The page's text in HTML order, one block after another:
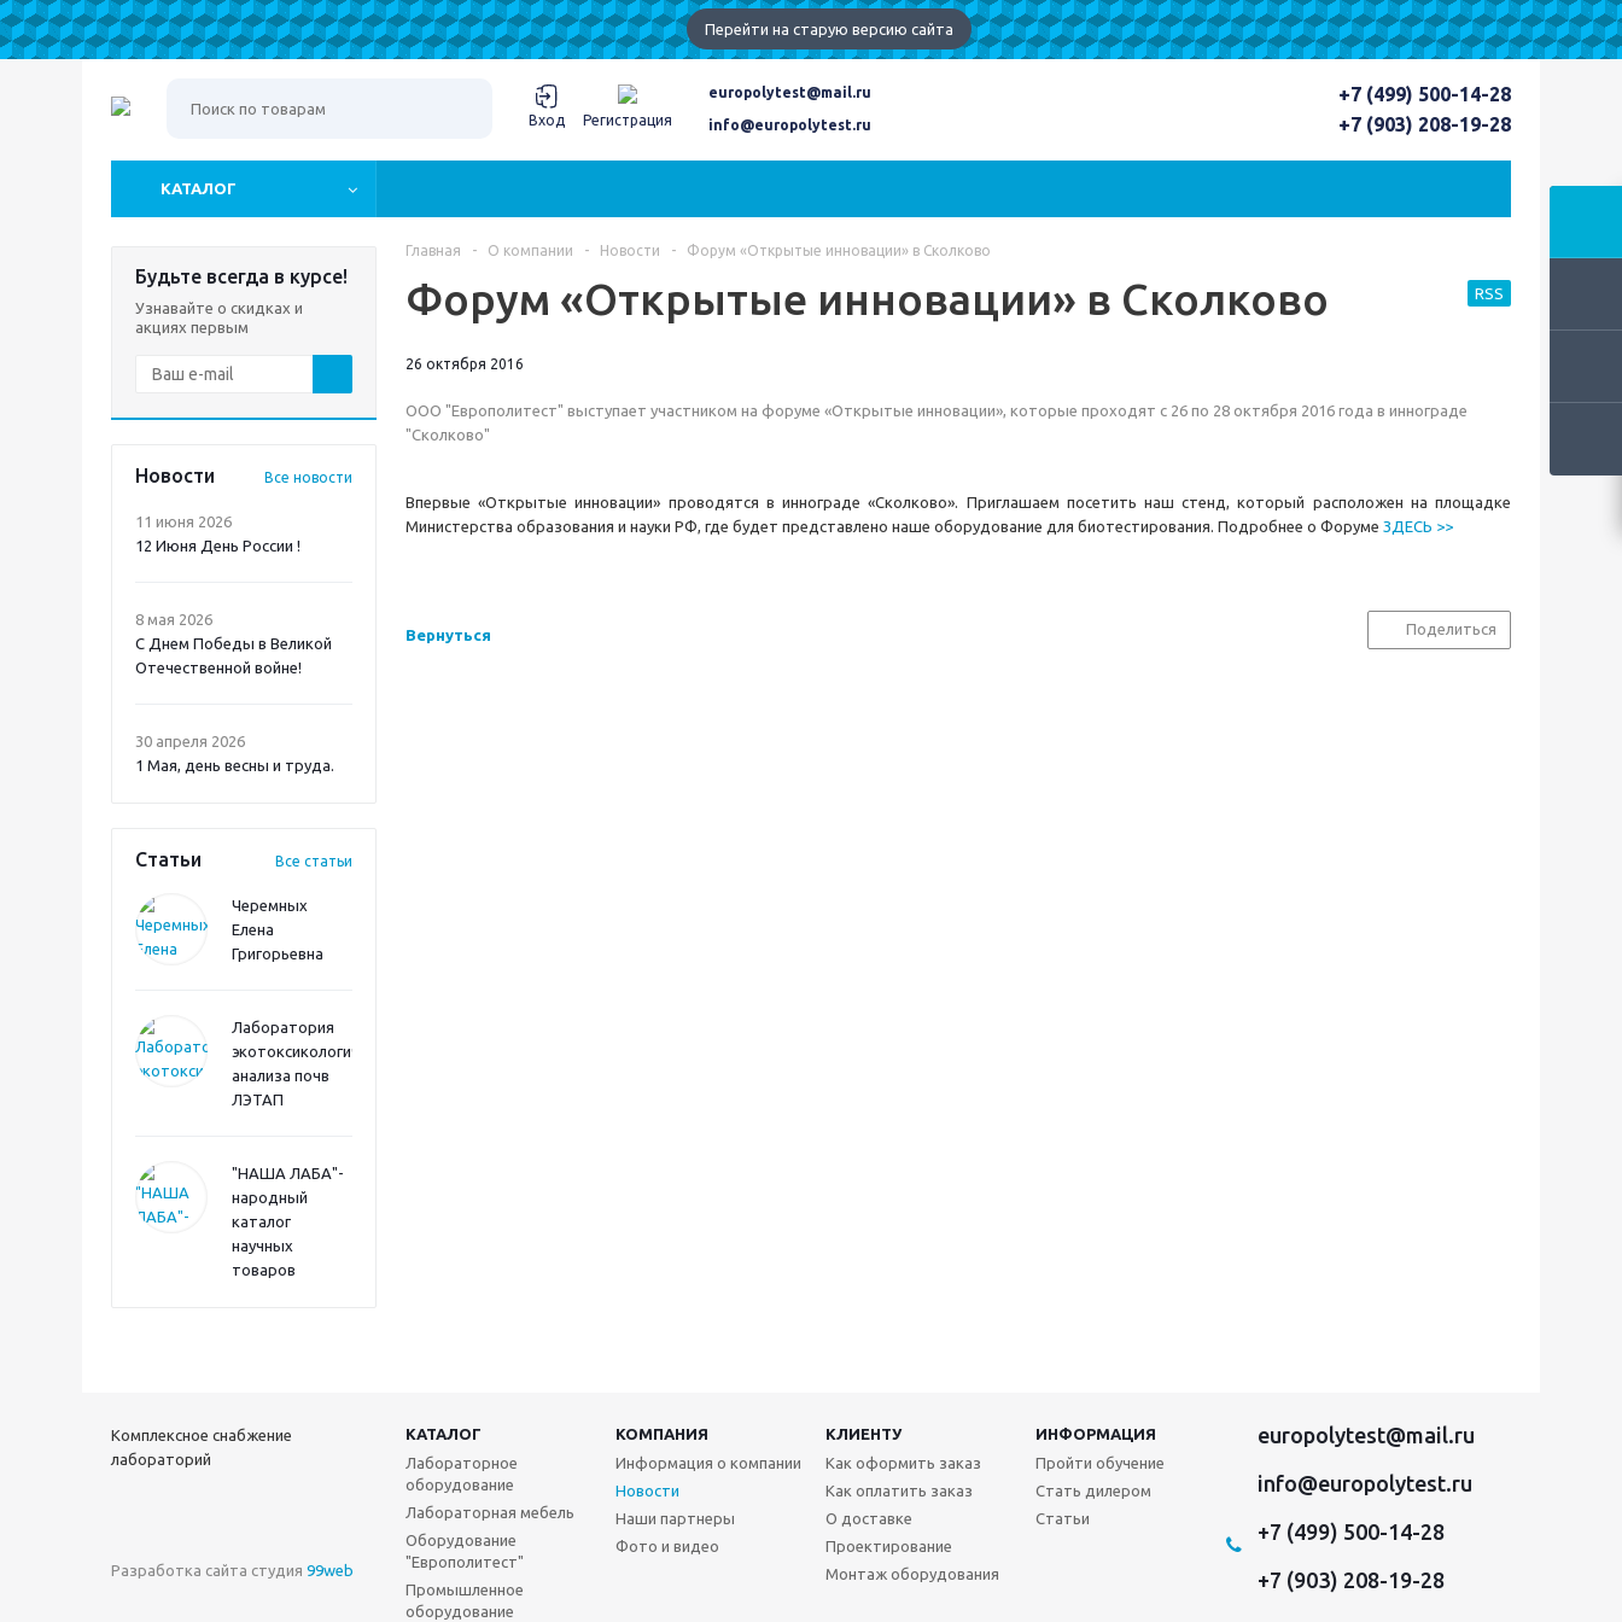
Перейти на старую версию сайта
Вход Регистрация
europolytest@mail.ru
info@europolytest.ru
+7 (499) 500-14-28
+7 (903) 208-19-28
КАТАЛОГ
Будьте всегда в курсе!
Узнавайте о скидках и
акциях первым
Новости Все новости
11 июня 2026
12 Июня День России !
8 мая 2026
С Днем Победы в Великой
Отечественной войне!
30 апреля 2026
1 Мая, день весны и труда.
Статьи Все статьи
Черемных
Елена
Григорьевна
Лаборатория
экотоксикологического
анализа почв
ЛЭТАП
"НАША ЛАБА"-
народный
каталог
научных
товаров
Главная - О компании - Новости - Форум «Открытые инновации» в Сколково
Форум «Открытые инновации» в Сколково RSS
26 октября 2016
ООО "Европолитест" выступает участником на форуме «Открытые инновации», которые проходят с 26 по 28 октября 2016 года в иннограде
"Сколково"
Впервые «Открытые инновации» проводятся в иннограде «Сколково». Приглашаем посетить наш стенд, который расположен на площадке
Министерства образования и науки РФ, где будет представлено наше оборудование для биотестирования. Подробнее о Форуме ЗДЕСЬ >>
Вернуться Поделиться
Комплексное снабжение
лабораторий
Разработка сайта студия 99web
КАТАЛОГ КОМПАНИЯ КЛИЕНТУ
ИНФОРМАЦИЯ
Лабораторное
оборудование
Лабораторная мебель
Оборудование
"Европолитест"
Промышленное
оборудование
Информация о компании
Новости
Наши партнеры
Фото и видео
Как оформить заказ
Как оплатить заказ
О доставке
Проектирование
Монтаж оборудования
Пройти обучение
Стать дилером
Статьи
europolytest@mail.ru
info@europolytest.ru
+7 (499) 500-14-28
+7 (903) 208-19-28